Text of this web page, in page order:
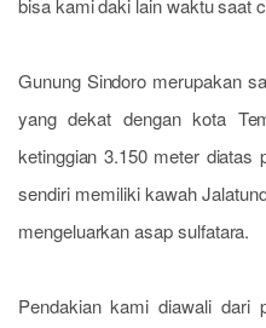
bisa kami daki lain waktu saat
Gunung Sindoro merupakan
yang dekat dengan kota
ketinggian 3.150 meter diatas
sendiri memiliki kawah
mengeluarkan asap sulfatara.
Pendakian kami diawali dari